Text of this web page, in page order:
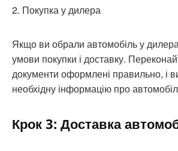
2. Покупка у дилера
Якщо ви обрали автомобіль у
умови покупки і доставку.
документи оформлені правильно, і
необхідну інформацію про
Крок 3: Доставка